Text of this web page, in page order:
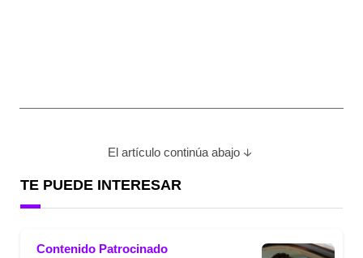
El artículo continúa abajo
TE PUEDE INTERESAR
Contenido Patrocinado